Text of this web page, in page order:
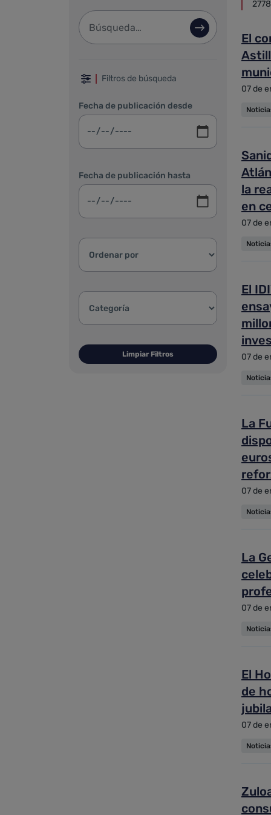
Barra de búsqueda
Búsqueda
Filtrar por fechas, categoría
Filtros de búsqueda
Fecha de publicación desde
Fecha de publicación hasta
Ordenar resultados:
Categoría de la noticia:
Limpiar Filtros
El
07 de
la
en
07 de
El
07 de
La
07 de
La
07 de
El
de
07 de